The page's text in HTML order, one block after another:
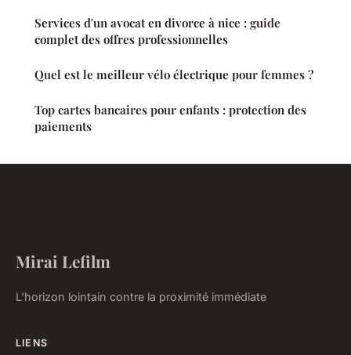
Services d'un avocat en divorce à nice : guide
complet des offres professionnelles
Quel est le meilleur vélo électrique pour femmes ?
Top cartes bancaires pour enfants : protection des
paiements
Mirai Lefilm
L'horizon lointain contre la proximité immédiate
LIENS